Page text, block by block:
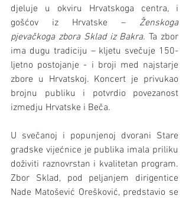
djeluje u okviru Hrvatskoga centra, i
gošćov iz Hrvatske – Ženskoga
pjevačkoga zbora Sklad iz Bakra. Ta zbor
ima dugu tradiciju – kljetu svečuje 150-
ljetno postojanje - i broji med najstarje
zbore u Hrvatskoj. Koncert je privukao
brojnu publiku i potvrdio povezanost
izmedju Hrvatske i Beča.
U svečanoj i popunjenoj dvorani Stare
gradske vijećnice je publika imala priliku
doživiti raznovrstan i kvalitetan program.
Zbor Sklad, pod peljanjem dirigentice
Nade Matošević Orešković, predstavio se